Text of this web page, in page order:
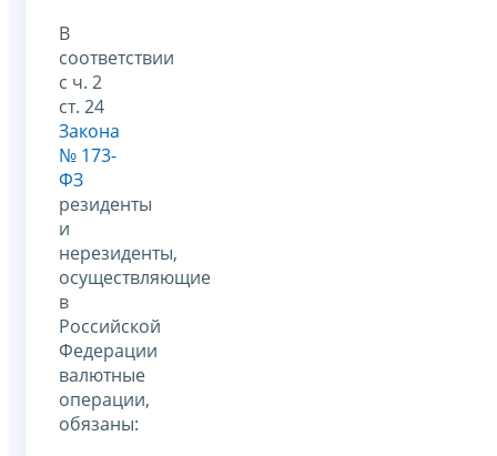
В
соответствии
с ч. 2
ст. 24
Закона
№ 173-
ФЗ
резиденты
и
нерезиденты,
осуществляющие
в
Российской
Федерации
валютные
операции,
обязаны: